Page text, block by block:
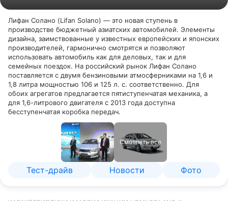
Лифан Солано (Lifan Solano) — это новая ступень в
производстве бюджетный азиатских автомобилей. Элементы
дизайна, заимствованные у известных европейских и японских
производителей, гармонично смотрятся и позволяют
использовать автомобиль как для деловых, так и для
семейных поездок. На российский рынок Лифан Солано
поставляется с двумя бензиновыми атмосферниками на 1,6 и
1,8 литра мощностью 106 и 125 л. с. соответственно. Для
обоих агрегатов предлагается пятиступенчатая механика, а
для 1,6-литрового двигателя с 2013 года доступна
бесступенчатая коробка передач.
Смотреть все
Тест-драйв Новости Фото